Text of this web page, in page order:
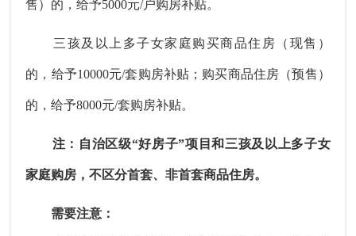
售）的，给予5000元/户购房补贴。
三孩及以上多子女家庭购买商品住房（现售）
的，给予10000元/套购房补贴；购买商品住房（预售）
的，给予8000元/套购房补贴。
注：自治区级“好房子”项目和三孩及以上多子女
家庭购房，不区分首套、非首套商品住房。
需要注意：